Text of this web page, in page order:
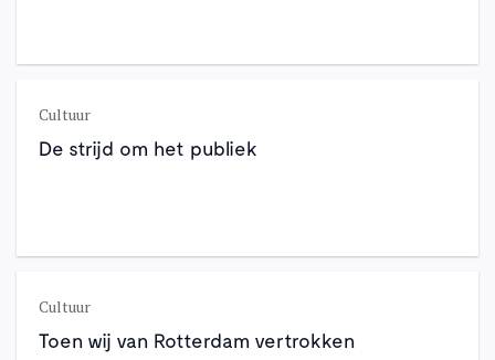
Cultuur
De strijd om het publiek
Cultuur
Toen wij van Rotterdam vertrokken